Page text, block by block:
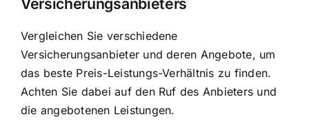
Vergleichen Sie verschiedene
Versicherungsanbieter und deren Angebote, um
das beste Preis-Leistungs-Verhältnis zu finden.
Achten Sie dabei auf den Ruf des Anbieters und
die angebotenen Leistungen.